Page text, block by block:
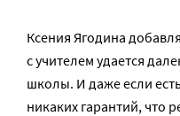
Ксения Ягодина
с учителем удается
школы. И даже если
никаких гарантий, что